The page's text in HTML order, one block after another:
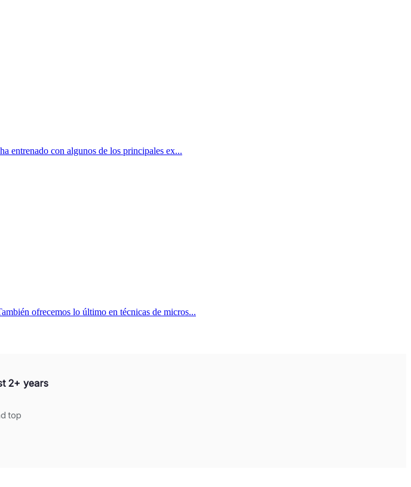
entrenado con algunos de los principales ex...
ofrecemos lo último en técnicas de micros...